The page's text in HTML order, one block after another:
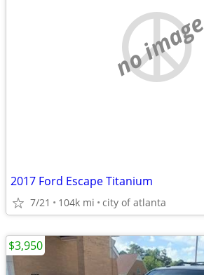
no image
2017 Ford Escape Titanium
7/21 104k mi city of atlanta
$3,950